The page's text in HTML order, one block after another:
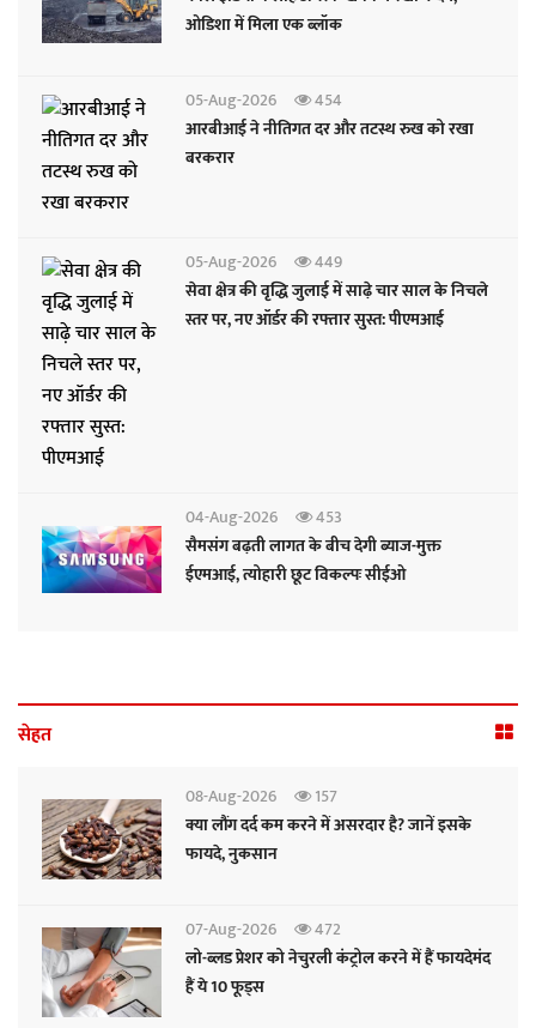
ओडिशा में मिला एक ब्लॉक
05-Aug-2026
454
आरबीआई ने नीतिगत दर और तटस्थ रुख को रखा
बरकरार
05-Aug-2026
449
सेवा क्षेत्र की वृद्धि जुलाई में साढ़े चार साल के निचले
स्तर पर, नए ऑर्डर की रफ्तार सुस्त: पीएमआई
04-Aug-2026
453
सैमसंग बढ़ती लागत के बीच देगी ब्याज-मुक्त
ईएमआई, त्योहारी छूट विकल्पः सीईओ
सेहत
08-Aug-2026
157
क्या लौंग दर्द कम करने में असरदार है? जानें इसके
फायदे, नुकसान
07-Aug-2026
472
लो-ब्लड प्रेशर को नेचुरली कंट्रोल करने में हैं फायदेमंद
हैं ये 10 फूड्स